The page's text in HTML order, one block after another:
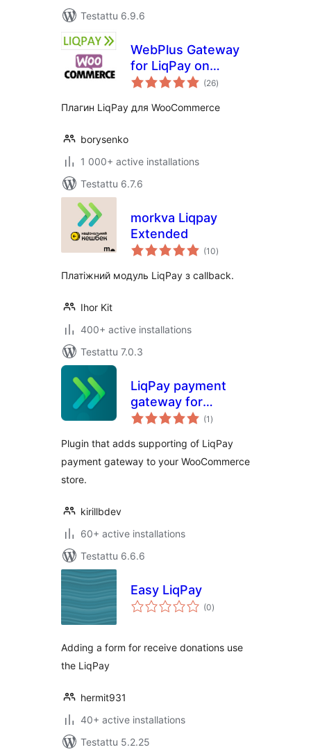
Testattu 6.9.6
WebPlus Gateway
for LiqPay on
WooCommerce
(26arvosanat
yhteensä
)
Плагин LiqPay для WooCommerce
borysenko
1 000+ active installations
Testattu 6.7.6
morkva Liqpay
Extended
(10arvosanat
yhteensä
)
Платіжний модуль LiqPay з callback.
Ihor Kit
400+ active installations
Testattu 7.0.3
LiqPay payment
gateway for
WooCommerce
(1 arvosanat
yhteensä
)
Plugin that adds supporting of LiqPay
payment gateway to your WooCommerce
store.
kirillbdev
60+ active installations
Testattu 6.6.6
Easy LiqPay
(0arvosanat
yhteensä
)
Adding a form for receive donations use
the LiqPay
hermit931
40+ active installations
Testattu 5.2.25